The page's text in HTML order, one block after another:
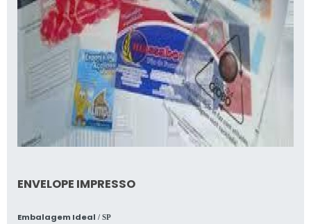
ENVELOPE IMPRESSO
Embalagem Ideal / SP